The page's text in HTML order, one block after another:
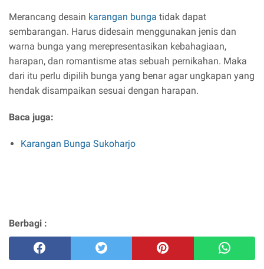
Merancang desain karangan bunga tidak dapat
sembarangan. Harus didesain menggunakan jenis dan
warna bunga yang merepresentasikan kebahagiaan,
harapan, dan romantisme atas sebuah pernikahan. Maka
dari itu perlu dipilih bunga yang benar agar ungkapan yang
hendak disampaikan sesuai dengan harapan.
Baca juga:
Karangan Bunga Sukoharjo
Berbagi :